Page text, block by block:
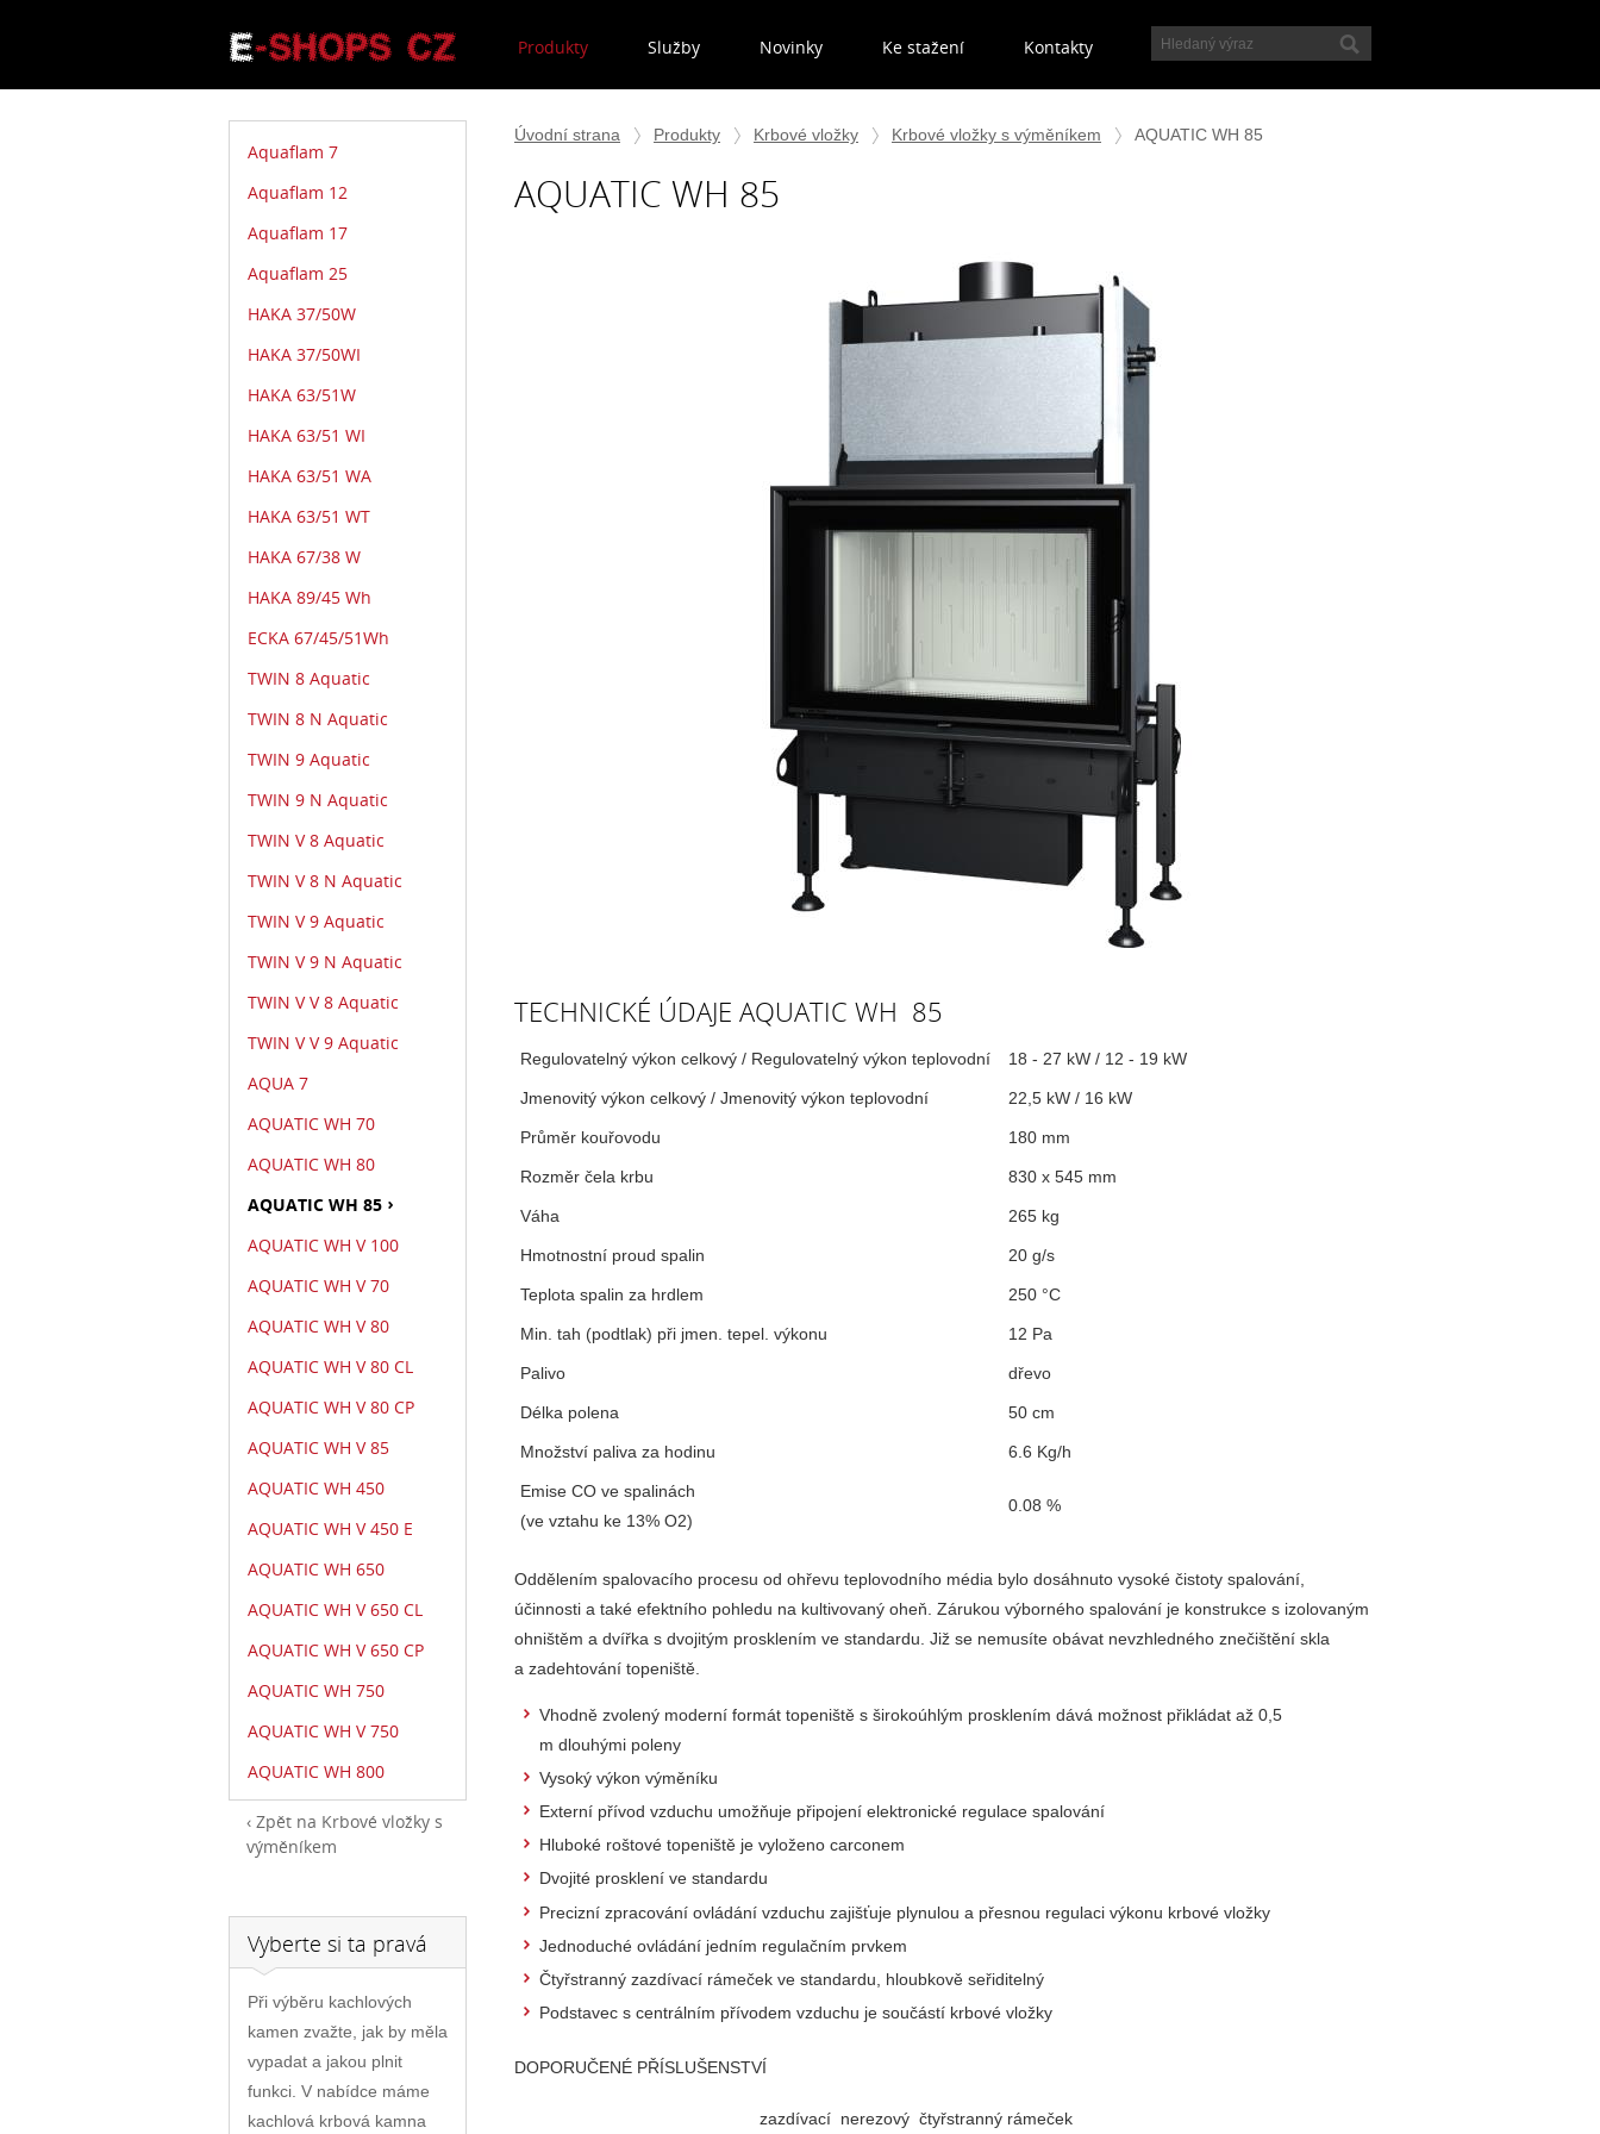
Produkty Služby Novinky Ke stažení Kontakty
Úvodní strana Produkty Krbové vložky Krbové vložky s výměníkem AQUATIC WH 85
AQUATIC WH 85
TECHNICKÉ ÚDAJE AQUATIC WH 85
Regulovatelný výkon celkový / Regulovatelný výkon teplovodní 18 - 27 kW / 12 - 19 kW
Jmenovitý výkon celkový / Jmenovitý výkon teplovodní 22,5 kW / 16 kW
Průměr kouřovodu 180 mm
Rozměr čela krbu 830 x 545 mm
Váha 265 kg
Hmotnostní proud spalin 20 g/s
Teplota spalin za hrdlem 250 °C
Min. tah (podtlak) při jmen. tepel. výkonu 12 Pa
Palivo dřevo
Délka polena 50 cm
Množství paliva za hodinu 6.6 Kg/h
Emise CO ve spalinách
(ve vztahu ke 13% O2)
0.08 %
Oddělením spalovacího procesu od ohřevu teplovodního média bylo dosáhnuto vysoké čistoty spalování,
účinnosti a také efektního pohledu na kultivovaný oheň. Zárukou výborného spalování je konstrukce s izolovaným
ohništěm a dvířka s dvojitým prosklením ve standardu. Již se nemusíte obávat nevzhledného znečištění skla
a zadehtování topeniště.
Vhodně zvolený moderní formát topeniště s širokoúhlým prosklením dává možnost přikládat až 0,5
m dlouhými poleny
Vysoký výkon výměníku
Externí přívod vzduchu umožňuje připojení elektronické regulace spalování
Hluboké roštové topeniště je vyloženo carconem
Dvojité prosklení ve standardu
Precizní zpracování ovládání vzduchu zajišťuje plynulou a přesnou regulaci výkonu krbové vložky
Jednoduché ovládání jedním regulačním prvkem
Čtyřstranný zazdívací rámeček ve standardu, hloubkově seřiditelný
Podstavec s centrálním přívodem vzduchu je součástí krbové vložky
DOPORUČENÉ PŘÍSLUŠENSTVÍ
zazdívací nerezový čtyřstranný rámeček
Aquaflam 7
Aquaflam 12
Aquaflam 17
Aquaflam 25
HAKA 37/50W
HAKA 37/50WI
HAKA 63/51W
HAKA 63/51 WI
HAKA 63/51 WA
HAKA 63/51 WT
HAKA 67/38 W
HAKA 89/45 Wh
ECKA 67/45/51Wh
TWIN 8 Aquatic
TWIN 8 N Aquatic
TWIN 9 Aquatic
TWIN 9 N Aquatic
TWIN V 8 Aquatic
TWIN V 8 N Aquatic
TWIN V 9 Aquatic
TWIN V 9 N Aquatic
TWIN V V 8 Aquatic
TWIN V V 9 Aquatic
AQUA 7
AQUATIC WH 70
AQUATIC WH 80
AQUATIC WH 85
AQUATIC WH V 100
AQUATIC WH V 70
AQUATIC WH V 80
AQUATIC WH V 80 CL
AQUATIC WH V 80 CP
AQUATIC WH V 85
AQUATIC WH 450
AQUATIC WH V 450 E
AQUATIC WH 650
AQUATIC WH V 650 CL
AQUATIC WH V 650 CP
AQUATIC WH 750
AQUATIC WH V 750
AQUATIC WH 800
Zpět na Krbové vložky s
výměníkem
Vyberte si ta pravá
Při výběru kachlových
kamen zvažte, jak by měla
vypadat a jakou plnit
funkci. V nabídce máme
kachlová krbová kamna